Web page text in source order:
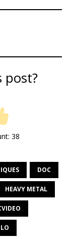
post?
38
DOC
HEAVY METAL